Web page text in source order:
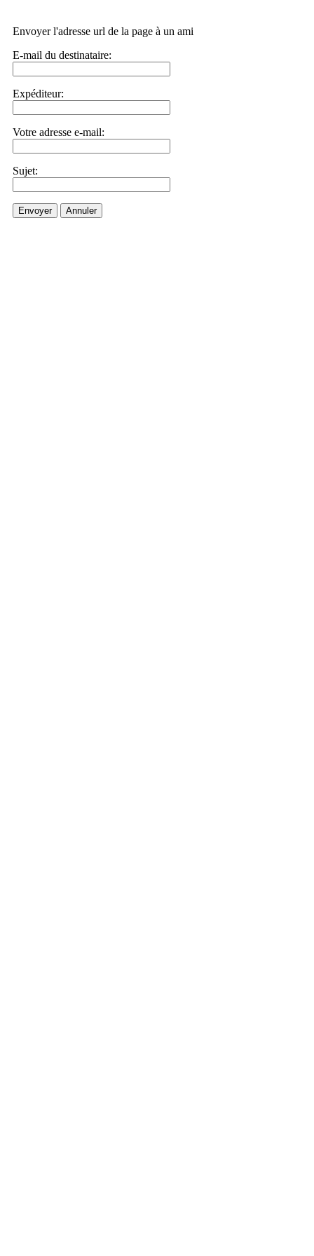
Envoyer l'adresse url de la page à un ami
E-mail du destinataire:
Expéditeur:
Votre adresse e-mail:
Sujet:
Envoyer Annuler